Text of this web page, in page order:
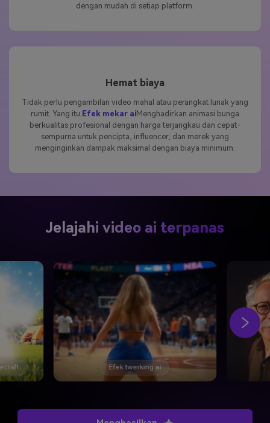
Tidak perlu pengambilan video mahal atau perangkat lunak yang
rumit. Yang itu.Efek mekar aiMenghadirkan animasi bunga
berkualitas profesional dengan harga terjangkau dan cepat-
sempurna untuk pencipta, influencer, dan merek yang
menginginkan dampak maksimal dengan biaya minimum.
Efek twerking ai
Menghasilkan